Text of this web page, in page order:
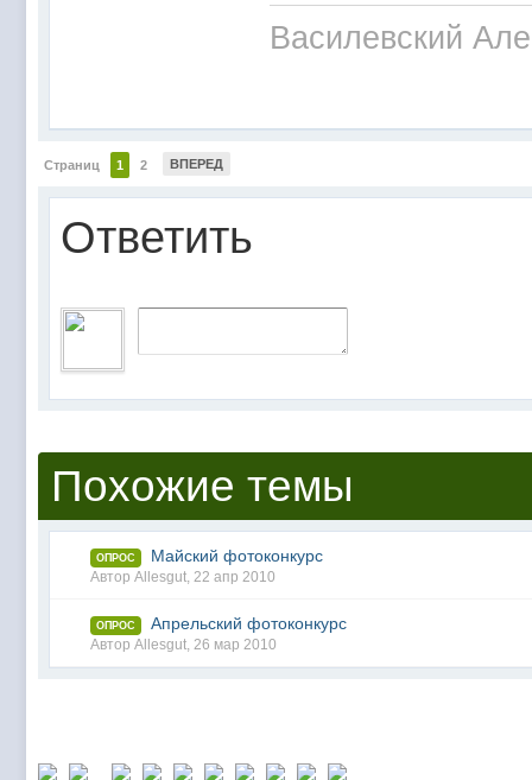
Василевский
Страниц 1 2 ВПЕРЕД
Ответить
Похожие темы
ОПРОС Майский фотоконкурс
Автор Allesgut, 22 апр 2010
ОПРОС Апрельский фотоконкурс
Автор Allesgut, 26 мар 2010